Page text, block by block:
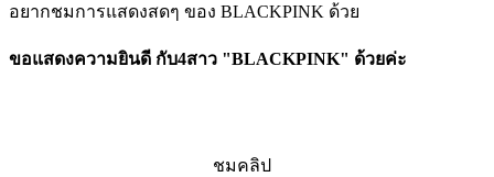
อยากชมการแสดงสดๆ ของ BLACKPINK ด้วย
ขอแสดงความยินดี กับ4สาว "BLACKPINK" ด้วยค่ะ
ชมคลิป